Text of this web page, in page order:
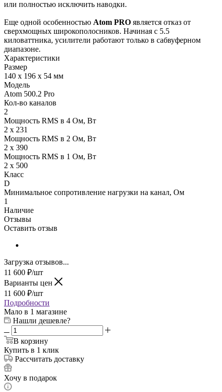
или полностью исключить наводки.
Еще одной особенностью Atom PRO является отказ от
сверхмощных широкополосников. Начиная с 5.5
киловаттника, усилители работают только в сабвуферном
диапазоне.
Характеристики
Размер
140 x 196 x 54 мм
Модель
Atom 500.2 Pro
Кол-во каналов
2
Мощность RMS в 4 Ом, Вт
2 x 231
Мощность RMS в 2 Ом, Вт
2 x 390
Мощность RMS в 1 Ом, Вт
2 x 500
Класс
D
Минимальное сопротивление нагрузки на канал, Ом
1
Наличие
Отзывы
Оставить отзыв
Загрузка отзывов...
11 600 ₽/шт
Варианты цен
11 600 ₽/шт
Подробности
Мало в 1 магазине
Нашли дешевле?
В корзину
Купить в 1 клик
Рассчитать доставку
Хочу в подарок